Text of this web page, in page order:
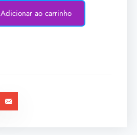
Adicionar ao carrinho